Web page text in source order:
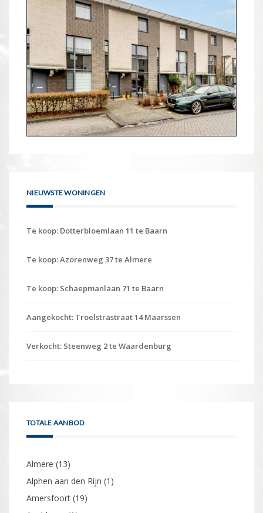
NIEUWSTE WONINGEN
Te koop: Dotterbloemlaan 11 te Baarn
Te koop: Azorenweg 37 te Almere
Te koop: Schaepmanlaan 71 te Baarn
Aangekocht: Troelstrastraat 14 Maarssen
Verkocht: Steenweg 2 te Waardenburg
TOTALE AANBOD
Almere (13)
Alphen aan den Rijn (1)
Amersfoort (19)